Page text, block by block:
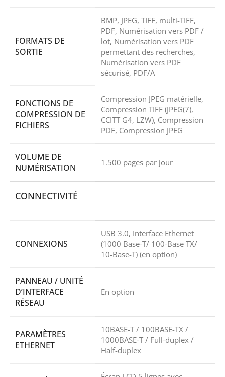
FORMATS DE
SORTIE
BMP, JPEG, TIFF, multi-TIFF,
PDF, Numérisation vers PDF /
lot, Numérisation vers PDF
permettant des recherches,
Numérisation vers PDF
sécurisé, PDF/A
FONCTIONS DE
COMPRESSION DE
FICHIERS
Compression JPEG matérielle,
Compression TIFF (JPEG(7),
CCITT G4, LZW), Compression
PDF, Compression JPEG
VOLUME DE
NUMÉRISATION
1.500 pages par jour
CONNECTIVITÉ
CONNEXIONS
USB 3.0, Interface Ethernet
(1000 Base-T/ 100-Base TX/
10-Base-T) (en option)
PANNEAU / UNITÉ
D’INTERFACE
RÉSEAU
En option
PARAMÈTRES
ETHERNET
10BASE-T / 100BASE-TX /
1000BASE-T / Full-duplex /
Half-duplex